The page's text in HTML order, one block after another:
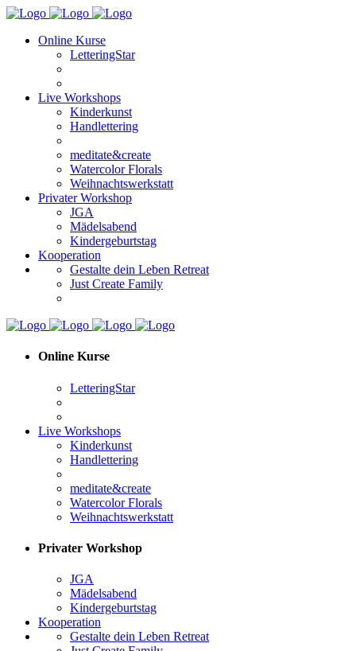
Online Kurse
LetteringStar
Live Workshops
Kinderkunst
Handlettering
meditate&create
Watercolor Florals
Weihnachtswerkstatt
Privater Workshop
JGA
Mädelsabend
Kindergeburtstag
Kooperation
Gestalte dein Leben Retreat
Just Create Family
Online Kurse
LetteringStar
Live Workshops
Kinderkunst
Handlettering
meditate&create
Watercolor Florals
Weihnachtswerkstatt
Privater Workshop
JGA
Mädelsabend
Kindergeburtstag
Kooperation
Gestalte dein Leben Retreat